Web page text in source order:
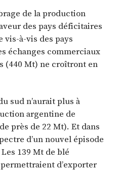
de la production
des pays déficitaires
à-vis des pays
échanges commerciaux
(440 Mt) ne croîtront en
sud n’aurait plus à
argentine de
près de 22 Mt). Et dans
d’un nouvel épisode
139 Mt de blé
d’exporter